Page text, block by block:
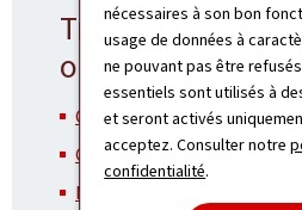
nécessaires à son bon
usage de données à
ne pouvant pas être
essentiels sont utilisés à
et seront activés
acceptez. Consulter notre
confidentialité.
Travailler dans
organisation
Conseil de l'Europe
Commission européenne
Nations unies